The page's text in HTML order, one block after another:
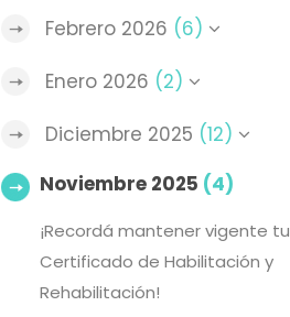
Febrero 2026 (6)
Enero 2026 (2)
Diciembre 2025 (12)
Noviembre 2025 (4)
¡Recordá mantener vigente tu
Certificado de Habilitación y
Rehabilitación!